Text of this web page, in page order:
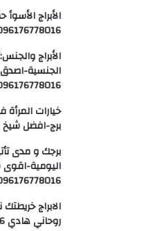
الأبراج
الأبراج
الجنسية-
خيارات
برج-افضل شيخ روحاني
برجك و مدى
اليومية-
الابراج
روحاني هادي 0096176778016